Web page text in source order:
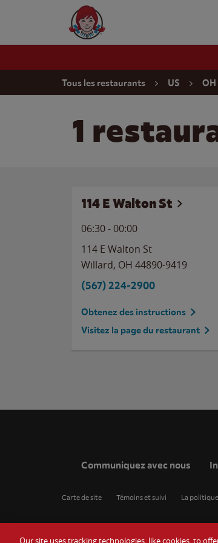
Wendy's Website Home
Return to NavTous les restaurants US OH
1
114 E Walton St
06:30- 00:00
114 E Walton St
Willard, OH 44890-9419
(567) 224-2900
Obtenez des instructions
Visitez la page du restaurant
Communiquez avec nous
Carte de site Témoins et suivi La
Our site uses tracking technologies, like cookies, to